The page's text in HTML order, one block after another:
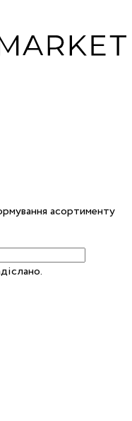
асортименту